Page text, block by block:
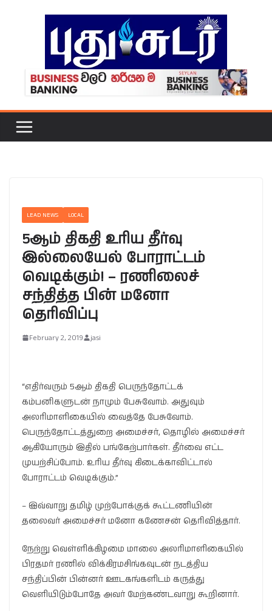
LEAD NEWS LOCAL
5ஆம் திகதி உரிய தீர்வு
இல்லையேல் போராட்டம்
வெடிக்கும்! – ரணிலைச்
சந்தித்த பின் மனோ
தெரிவிப்பு
February 2, 2019 jasi
“எதிர்வரும் 5ஆம் திகதி பெருந்தோட்டக்
கம்பனிகளுடன் நாமும் பேசுவோம். அதுவும்
அலரிமாளிகையில் வைத்தே பேசுவோம்.
பெருந்தோட்டத்துறை அமைச்சர், தொழில் அமைச்சர்
ஆகியோரும் இதில் பங்கேற்பார்கள். தீர்வை எட்ட
முயற்சிப்போம். உரிய தீர்வு கிடைக்காவிட்டால்
போராட்டம் வெடிக்கும்.”
– இவ்வாறு தமிழ் முற்போக்குக் கூட்டணியின்
தலைவர் அமைச்சர் மனோ கணேசன் தெரிவித்தார்.
நேற்று வெள்ளிக்கிழமை மாலை அலரிமாளிகையில்
பிரதமர் ரணில் விக்கிரமசிங்கவுடன் நடத்திய
சந்திப்பின் பின்னர் ஊடகங்களிடம் கருத்து
வெளியிடும்போதே அவர் மேற்கண்டவாறு கூறினார்.